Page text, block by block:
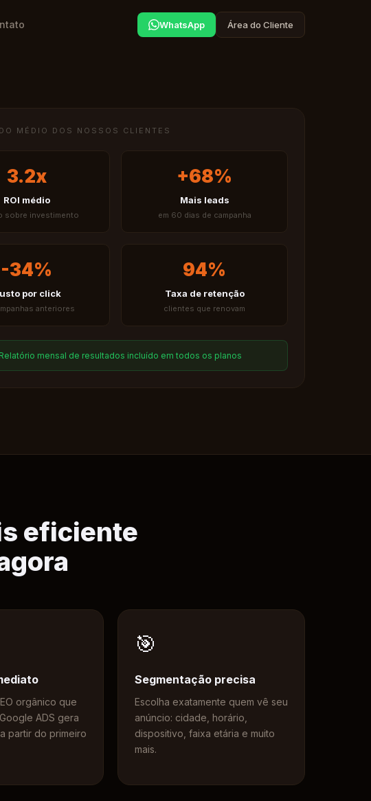
WhatsApp Área do Cliente
MÉDIO DOS NOSSOS CLIENTES
3.2x
ROI médio
sobre investimento
+68%
Mais leads
em 60 dias de campanha
-34%
por click
anteriores
94%
Taxa de retenção
clientes que renovam
mensal de resultados incluído em todos os planos
eficiente
orgânico que
ADS gera
partir do primeiro
🎯
Segmentação precisa
Escolha exatamente quem vê seu
anúncio: cidade, horário,
dispositivo, faixa etária e muito
mais.